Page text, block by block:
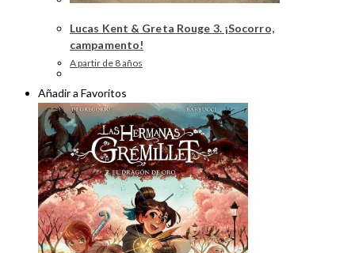
Lucas Kent & Greta Rouge 3. ¡Socorro,
campamento!
A partir de 8 años
Añadir a Favoritos